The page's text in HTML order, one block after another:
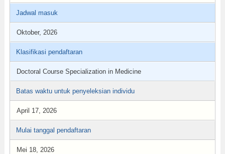
Jadwal masuk
Oktober, 2026
Klasifikasi pendaftaran
Doctoral Course Specialization in Medicine
Batas waktu untuk penyeleksian individu
April 17, 2026
Mulai tanggal pendaftaran
Mei 18, 2026